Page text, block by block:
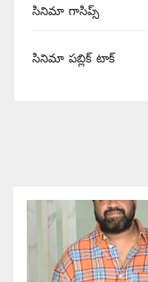
సినిమా గాసిప్స్
సినిమా పబ్లిక్ టాక్